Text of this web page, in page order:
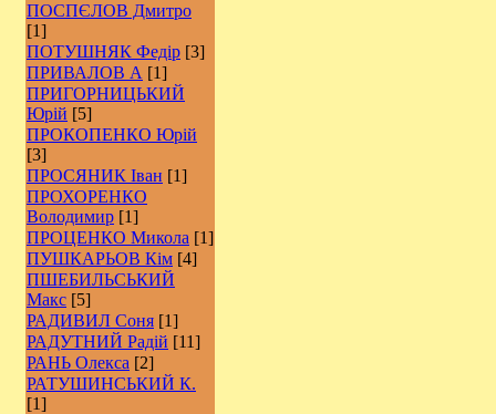
ПОСПЄЛОВ Дмитро
[1]
ПОТУШНЯК Федір [3]
ПРИВАЛОВ А [1]
ПРИГОРНИЦЬКИЙ
Юрій [5]
ПРОКОПЕНКО Юрій
[3]
ПРОСЯНИК Іван [1]
ПРОХОРЕНКО
Володимир [1]
ПРОЦЕНКО Микола [1]
ПУШКАРЬОВ Кім [4]
ПШЕБИЛЬСЬКИЙ
Макс [5]
РАДИВИЛ Соня [1]
РАДУТНИЙ Радій [11]
РАНЬ Олекса [2]
РАТУШИНСЬКИЙ К.
[1]